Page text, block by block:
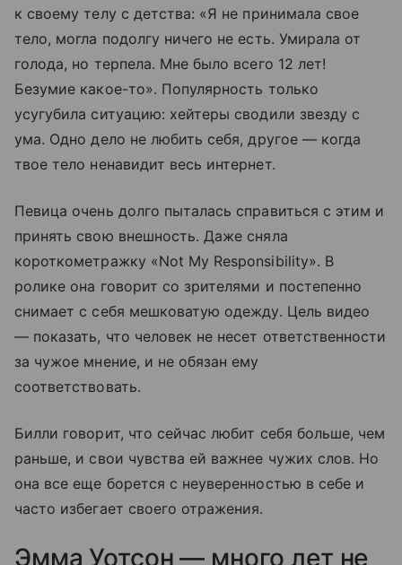
к своему телу с детства: «Я не принимала свое
тело, могла подолгу ничего не есть. Умирала от
голода, но терпела. Мне было всего 12 лет!
Безумие какое-то». Популярность только
усугубила ситуацию: хейтеры сводили звезду с
ума. Одно дело не любить себя, другое — когда
твое тело ненавидит весь интернет.
Певица очень долго пыталась справиться с этим и
принять свою внешность. Даже сняла
короткометражку «Not My Responsibility». В
ролике она говорит со зрителями и постепенно
снимает с себя мешковатую одежду. Цель видео
— показать, что человек не несет ответственности
за чужое мнение, и не обязан ему
соответствовать.
Билли говорит, что сейчас любит себя больше, чем
раньше, и свои чувства ей важнее чужих слов. Но
она все еще борется с неуверенностью в себе и
часто избегает своего отражения.
Эмма Уотсон — много лет не